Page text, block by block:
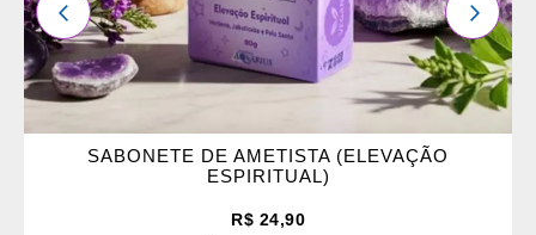
SABONETE DE AMETISTA (ELEVAÇÃO
ESPIRITUAL)
R$ 24,90
ANTERIOR